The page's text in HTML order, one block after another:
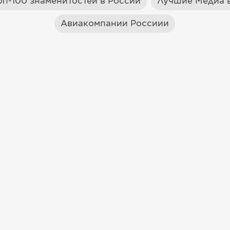
Авиакомпании Россиии